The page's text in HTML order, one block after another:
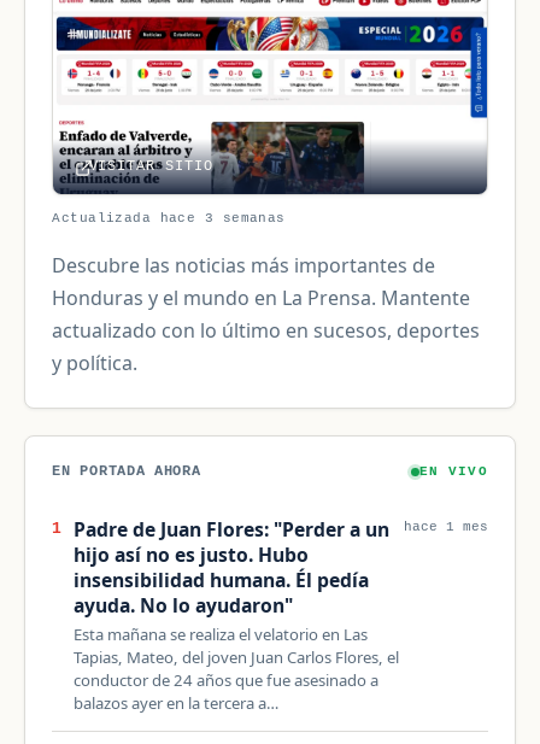
VISITAR SITIO
Actualizada hace 3 semanas
Descubre las noticias más importantes de
Honduras y el mundo en La Prensa. Mantente
actualizado con lo último en sucesos, deportes
y política.
EN PORTADA AHORA EN VIVO
1
Padre de Juan Flores: "Perder a un
hijo así no es justo. Hubo
insensibilidad humana. Él pedía
ayuda. No lo ayudaron"
Esta mañana se realiza el velatorio en Las
Tapias, Mateo, del joven Juan Carlos Flores, el
conductor de 24 años que fue asesinado a
balazos ayer en la tercera a…
hace 1 mes